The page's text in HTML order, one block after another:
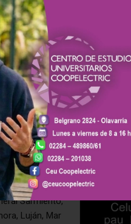
del país
que
advertir que
. “Resulta
del sistema
representan a
Entre
Sarmiento,
Luján, Mar